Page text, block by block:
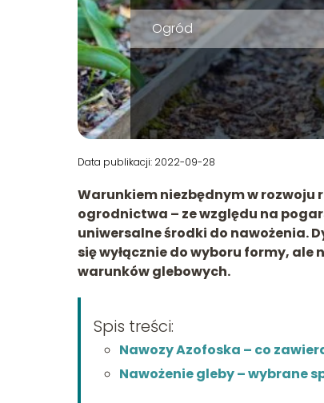
Ogród
Data publikacji: 2022-09-28
Warunkiem niezbędnym w rozwoju
ogrodnictwa – ze względu na
uniwersalne środki do nawożenia.
się wyłącznie do wyboru formy,
warunków glebowych.
Spis treści:
Nawozy Azofoska – co
Nawożenie gleby – wybrane